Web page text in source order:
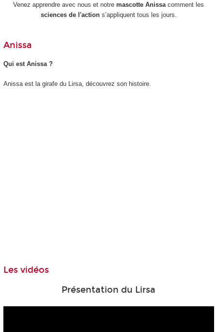
Venez apprendre avec nous et notre mascotte Anissa comment les
sciences de l'actions’appliquent tous les jours.
Anissa
Qui est Anissa ?
Anissa est la girafe du Lirsa, découvrez son histoire.
Les vidéos
Présentation du Lirsa